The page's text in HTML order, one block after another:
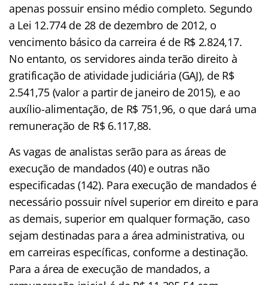
apenas possuir ensino médio completo. Segundo
a Lei 12.774 de 28 de dezembro de 2012, o
vencimento básico da carreira é de R$ 2.824,17.
No entanto, os servidores ainda terão direito à
gratificação de atividade judiciária (GAJ), de R$
2.541,75 (valor a partir de janeiro de 2015), e ao
auxílio-alimentação, de R$ 751,96, o que dará uma
remuneração de R$ 6.117,88.
As vagas de analistas serão para as áreas de
execução de mandados (40) e outras não
especificadas (142). Para execução de mandados é
necessário possuir nível superior em direito e para
as demais, superior em qualquer formação, caso
sejam destinadas para a área administrativa, ou
em carreiras específicas, conforme a destinação.
Para a área de execução de mandados, a